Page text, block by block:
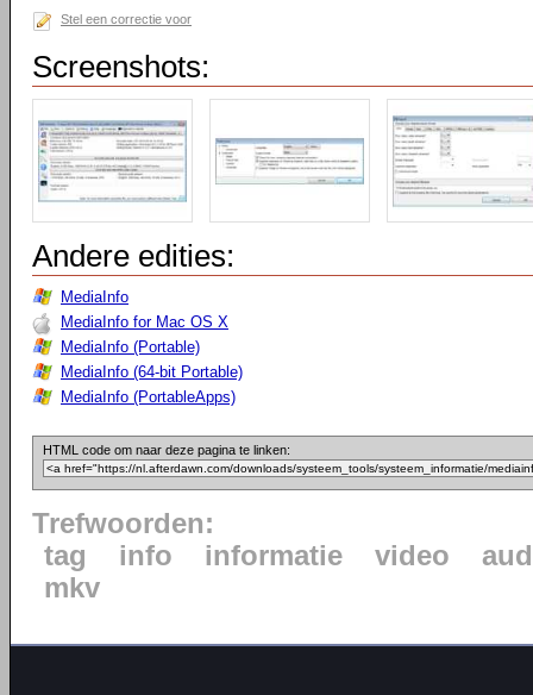
Stel een correctie voor
Screenshots:
Andere edities:
MediaInfo
MediaInfo for Mac OS X
MediaInfo (Portable)
MediaInfo (64-bit Portable)
MediaInfo (PortableApps)
HTML code om naar deze pagina te linken:
Trefwoorden:
tag
info informatie video
mkv